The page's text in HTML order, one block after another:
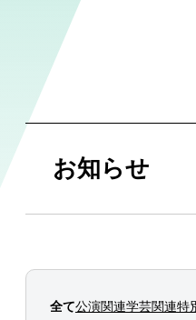
演情報
主催公演ラインアップ
公演カレンダー
芸情報
学芸プログラムカレンダー
学芸プログラムアーカイブ
設・サービス
世田谷パブリックシアター概要
シアタートラム概要
場案内
館長ご挨拶
芸術監督ご挨拶
ケット購入方
オンラインチケット
お知らせ
全て公演関連学芸関連特